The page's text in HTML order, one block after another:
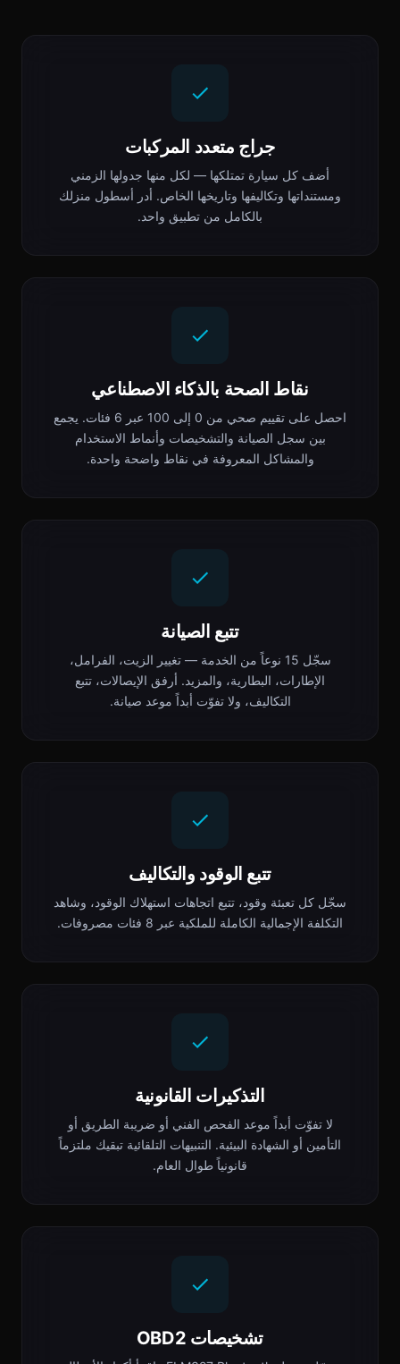
جراج متعدد المركبات
أضف كل سيارة تمتلكها — لكل منها جدولها الزمني
ومستنداتها وتكاليفها وتاريخها الخاص. أدر أسطول منزلك
بالكامل من تطبيق واحد.
نقاط الصحة بالذكاء الاصطناعي
احصل على تقييم صحي من 0 إلى 100 عبر 6 فئات. يجمع
بين سجل الصيانة والتشخيصات وأنماط الاستخدام
والمشاكل المعروفة في نقاط واضحة واحدة.
تتبع الصيانة
سجّل 15 نوعاً من الخدمة — تغيير الزيت، الفرامل،
الإطارات، البطارية، والمزيد. أرفق الإيصالات، تتبع
التكاليف، ولا تفوّت أبداً موعد صيانة.
تتبع الوقود والتكاليف
سجّل كل تعبئة وقود، تتبع اتجاهات استهلاك الوقود، وشاهد
التكلفة الإجمالية الكاملة للملكية عبر 8 فئات مصروفات.
التذكيرات القانونية
لا تفوّت أبداً موعد الفحص الفني أو ضريبة الطريق أو
التأمين أو الشهادة البيئية. التنبيهات التلقائية تبقيك ملتزماً
قانونياً طوال العام.
تشخيصات OBD2